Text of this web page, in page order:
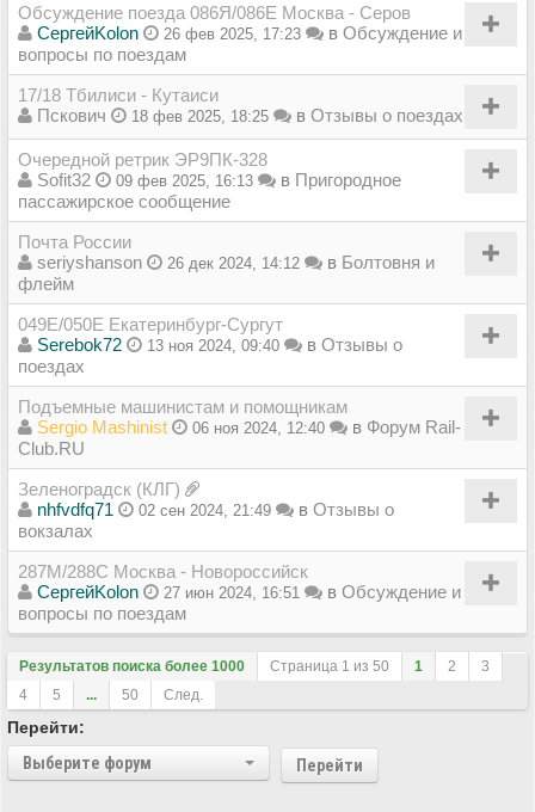
Обсуждение поезда 086Я/086Е Москва - Серов
СергейKolon
26 фев 2025, 17:23 в Обсуждение и
вопросы по поездам
17/18 Тбилиси - Кутаиси
Пскович
18 фев 2025, 18:25 в Отзывы о поездах
Очередной ретрик ЭР9ПК-328
Sofit32
09 фев 2025, 16:13 в Пригородное
пассажирское сообщение
Почта России
seriyshanson
26 дек 2024, 14:12 в Болтовня и
флейм
049Е/050Е Екатеринбург-Сургут
Serebok72
13 ноя 2024, 09:40 в Отзывы о
поездах
Подъемные машинистам и помощникам
Sergio Mashinist
06 ноя 2024, 12:40 в Форум Rail-
Club.RU
Зеленоградск (КЛГ)
nhfvdfq71
02 сен 2024, 21:49 в Отзывы о
вокзалах
287М/288C Москва - Новороссийск
СергейKolon
27 июн 2024, 16:51 в Обсуждение и
вопросы по поездам
Результатов поиска более 1000 Страница 1 из 50 1 2
3
4
5 ... 50 След.
Перейти:
Выберите форум
Перейти